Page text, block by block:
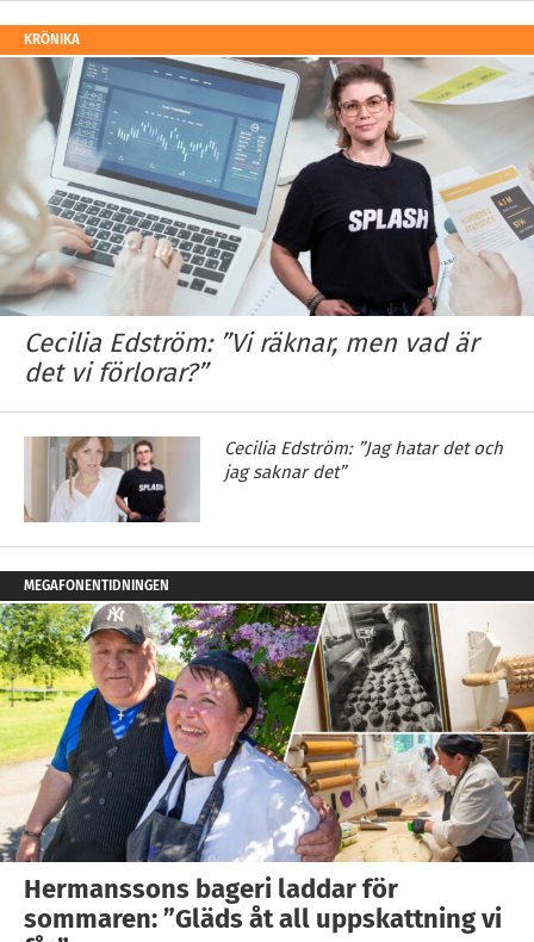
KRÖNIKA
Cecilia Edström: ”Vi räknar, men vad är
det vi förlorar?”
Cecilia Edström: ”Jag hatar det och
jag saknar det”
MEGAFONENTIDNINGEN
Hermanssons bageri laddar för
sommaren: ”Gläds åt all uppskattning vi